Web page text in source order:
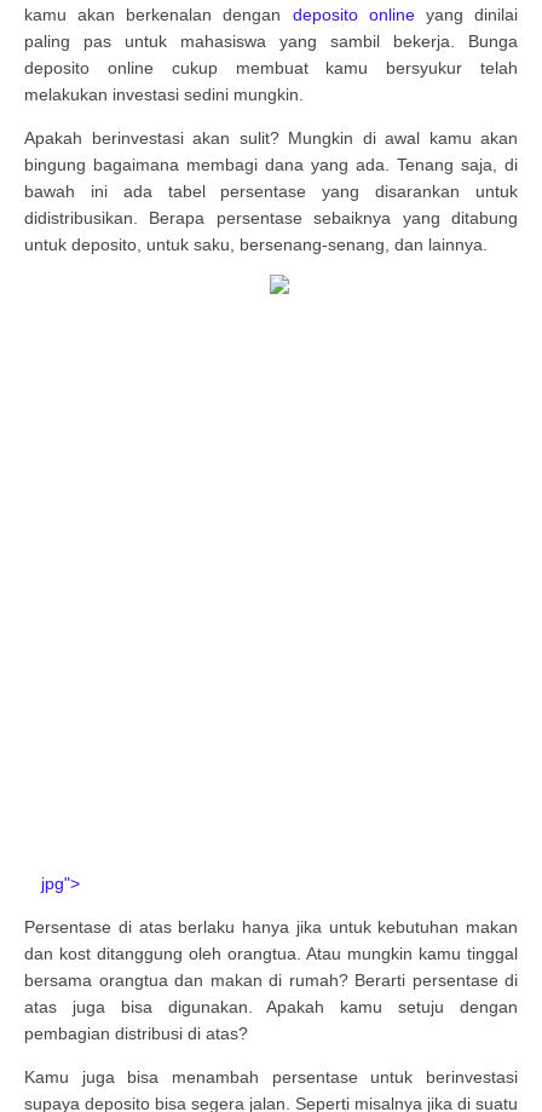
kamu akan berkenalan dengan deposito onlineyang dinilai
paling pas untuk mahasiswa yang sambil bekerja. Bunga
deposito online cukup membuat kamu bersyukur telah
melakukan investasi sedini mungkin.
Apakah berinvestasi akan sulit? Mungkin di awal kamu akan
bingung bagaimana membagi dana yang ada. Tenang saja, di
bawah ini ada tabel persentase yang disarankan untuk
didistribusikan. Berapa persentase sebaiknya yang ditabung
untuk deposito, untuk saku, bersenang-senang, dan lainnya.
jpg">
Persentase di atas berlaku hanya jika untuk kebutuhan makan
dan kost ditanggung oleh orangtua. Atau mungkin kamu tinggal
bersama orangtua dan makan di rumah? Berarti persentase di
atas juga bisa digunakan. Apakah kamu setuju dengan
pembagian distribusi di atas?
Kamu juga bisa menambah persentase untuk berinvestasi
supaya deposito bisa segera jalan. Seperti misalnya jika di suatu